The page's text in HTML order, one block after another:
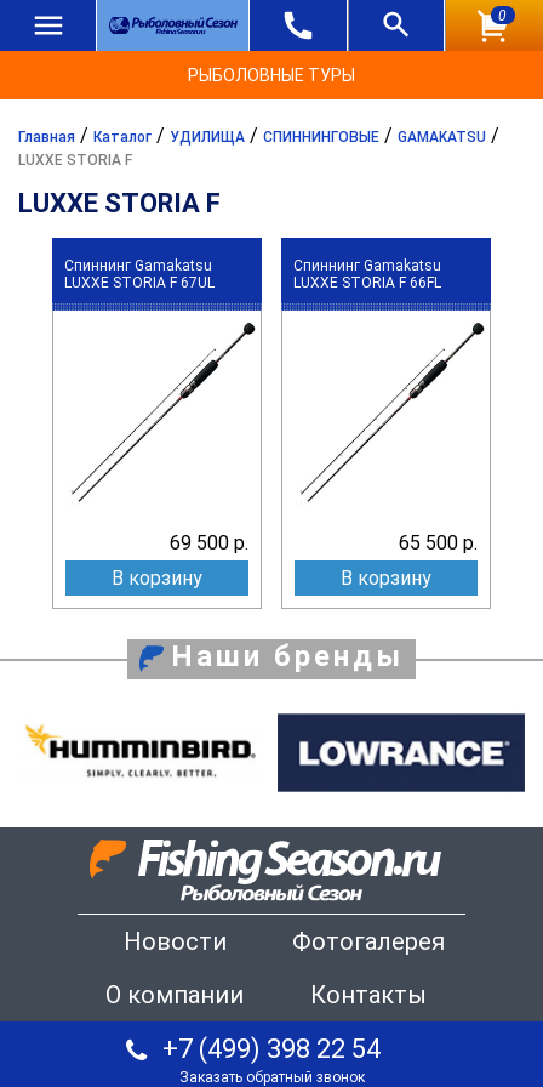
0
РЫБОЛОВНЫЕ ТУРЫ
Главная / Каталог / УДИЛИЩА / СПИННИНГОВЫЕ / GAMAKATSU /
LUXXE STORIA F
LUXXE STORIA F
Спиннинг Gamakatsu
LUXXE STORIA F 67UL
69 500 р.
В корзину
Спиннинг Gamakatsu
LUXXE STORIA F 66FL
65 500 р.
В корзину
Наши бренды
Новости
Фотогалерея
О компании
Контакты
+7 (499) 398 22 54
Заказать обратный звонок